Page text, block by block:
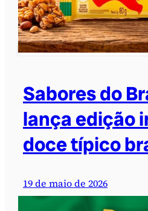
Sabores do
lança edição
doce típico
19 de maio de 2026